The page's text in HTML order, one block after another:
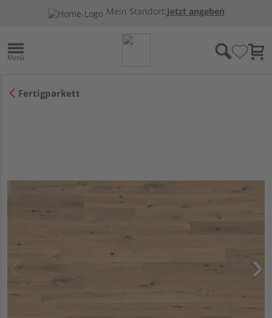
Mein Standort:Jetzt angeben
Fertigparkett